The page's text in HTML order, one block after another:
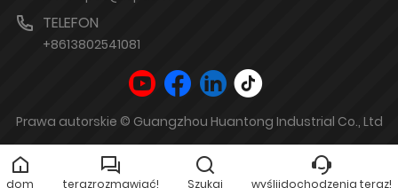
TELEFON
+8613802541081
Prawa autorskie © Guangzhou Huantong Industrial Co., Ltd
dom terazrozmawiać! Szukaj wyślijdochodzenia,teraz!